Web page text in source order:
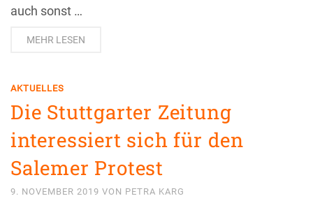
auch sonst …
MEHR LESEN
AKTUELLES
Die Stuttgarter Zeitung
interessiert sich für den
Salemer Protest
9. NOVEMBER 2019 VON PETRA KARG